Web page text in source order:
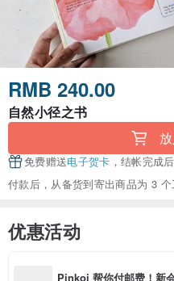
RMB 240.00
自然小径之书
免费赠送电子贺卡 ，结帐完成
付款后，从备货到寄出商品为 3 个
优惠活动
Pinkoi 帮你付邮费！新